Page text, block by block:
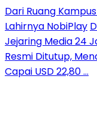
Dari Ruang
Lahirnya NobiPlay
Jejaring Media 24
Resmi Ditutup,
Capai USD 22,80 …